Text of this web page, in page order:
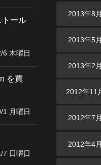
トール
6 木曜日
を買
1 月曜日
7 日曜日
2013年8月
2013年5月
2013年2月
2012年11
2012年7月
2012年4月